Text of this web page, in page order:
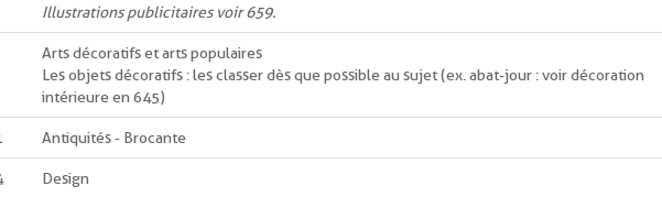
Illustrations publicitaires voir 659.
Arts décoratifs et arts populaires
Les objets décoratifs : les classer dès que possible au sujet (ex. abat-jour : voir décoration
intérieure en 645)
Antiquités - Brocante
Design